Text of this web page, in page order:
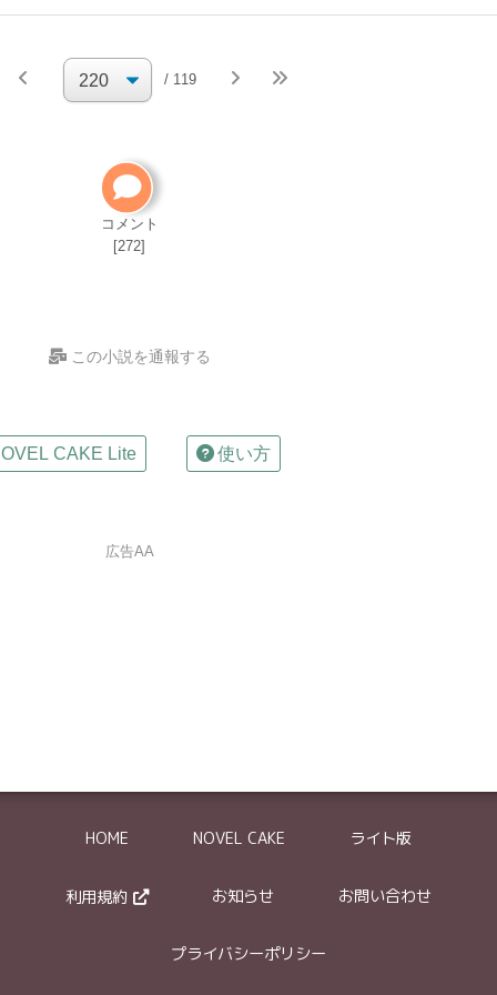
分で小説を削除してください
/ 119
コメント
[272]
この小説を通報する
認メールが自動返信されます
いては、どういった部分が元作品と類似しているかを具体的にお伝え下さい。
作品の盗作と思われます。登場人物の名前を変えているだけで●●というスト
CAKE Lite 使い方
広告AA
HOME NOVEL CAKE ライト版
利用規約 お知らせ お問い合わせ
プライバシーポリシー